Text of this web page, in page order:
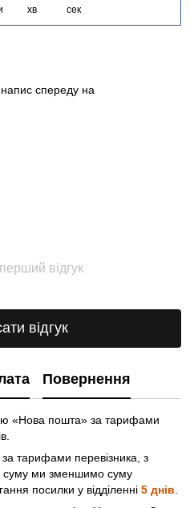
хв сек
спереду на
відгук
відгук
Повернення
«Нова пошта» зa тарифами
тарифами перевізника, з
суму ми зменшимо суму
посилки у відділенні 5 днів